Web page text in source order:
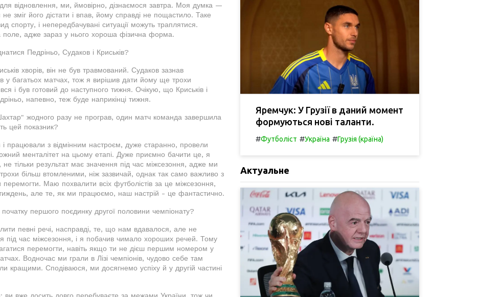
відновлення, ми, ймовірно, дізнаємося завтра. Моя думка —
зміг його дістати і впав, йому справді не пощастило. Таке
і непередбачувані ситуації можуть траплятися.
поле, адже зараз у нього хороша фізична форма.
Педріньо, Судаков і Криськів?
хворів, він не був травмований. Судаков зазнав
у багатьох матчах, тож я вирішив дати йому ще трохи
і був готовий до наступного тижня. Очікую, що Криськів і
напевно, теж буде наприкінці тижня.
жодного разу не програв, один матч команда завершила
цей показник?
працювали з відмінним настроєм, дуже старанно, провели
менталітет на цьому етапі. Дуже приємно бачити це, я
тільки результат має значення під час міжсезоння, адже ми
більш втомленими, ніж зазвичай, однак так само важливо з
Маю похвалити всіх футболістів за це міжсезоння,
але те, як ми працюємо, наш настрій - це фантастично.
першого поєдинку другої половини чемпіонату?
певні речі, насправді, те, що нам вдавалося, але не
під час міжсезоння, і я побачив чимало хороших речей. Тому
перемогти, навіть якщо ти не дієш першим номером у
Водночас ми грали в Лізі чемпіонів, чудово себе там
Сподіваюся, ми досягнемо успіху й у другій частині
ви вже досить довго перебуваєте за межами України, тож чи
Яремчук: У Грузії в даний момент
формуються нові таланти.
#Футболіст #Україна #Грузія (країна)
Актуальне